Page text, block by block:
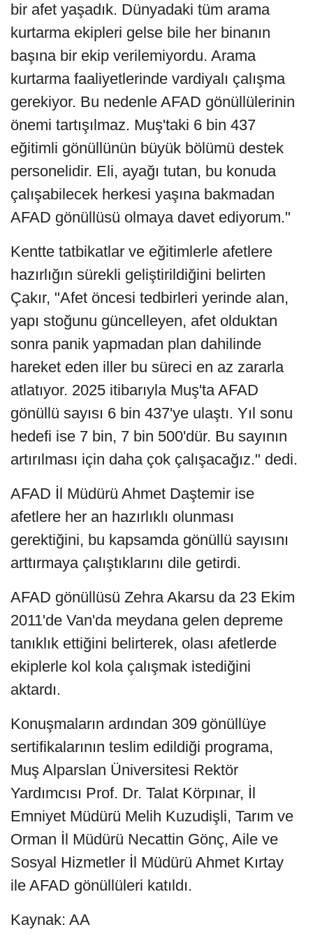
bir afet yaşadık. Dünyadaki tüm arama
kurtarma ekipleri gelse bile her binanın
başına bir ekip verilemiyordu. Arama
kurtarma faaliyetlerinde vardiyalı çalışma
gerekiyor. Bu nedenle AFAD gönüllülerinin
önemi tartışılmaz. Muş'taki 6 bin 437
eğitimli gönüllünün büyük bölümü destek
personelidir. Eli, ayağı tutan, bu konuda
çalışabilecek herkesi yaşına bakmadan
AFAD gönüllüsü olmaya davet ediyorum."
Kentte tatbikatlar ve eğitimlerle afetlere
hazırlığın sürekli geliştirildiğini belirten
Çakır, "Afet öncesi tedbirleri yerinde alan,
yapı stoğunu güncelleyen, afet olduktan
sonra panik yapmadan plan dahilinde
hareket eden iller bu süreci en az zararla
atlatıyor. 2025 itibarıyla Muş'ta AFAD
gönüllü sayısı 6 bin 437'ye ulaştı. Yıl sonu
hedefi ise 7 bin, 7 bin 500'dür. Bu sayının
artırılması için daha çok çalışacağız." dedi.
AFAD İl Müdürü Ahmet Daştemir ise
afetlere her an hazırlıklı olunması
gerektiğini, bu kapsamda gönüllü sayısını
arttırmaya çalıştıklarını dile getirdi.
AFAD gönüllüsü Zehra Akarsu da 23 Ekim
2011'de Van'da meydana gelen depreme
tanıklık ettiğini belirterek, olası afetlerde
ekiplerle kol kola çalışmak istediğini
aktardı.
Konuşmaların ardından 309 gönüllüye
sertifikalarının teslim edildiği programa,
Muş Alparslan Üniversitesi Rektör
Yardımcısı Prof. Dr. Talat Körpınar, İl
Emniyet Müdürü Melih Kuzudişli, Tarım ve
Orman İl Müdürü Necattin Gönç, Aile ve
Sosyal Hizmetler İl Müdürü Ahmet Kırtay
ile AFAD gönüllüleri katıldı.
Kaynak: AA